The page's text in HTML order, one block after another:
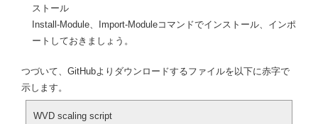
ストール
Install-Module、Import-Moduleコマンドでインストール、インポ
ートしておきましょう。
つづいて、GitHubよりダウンロードするファイルを以下に赤字で
示します。
WVD scaling script